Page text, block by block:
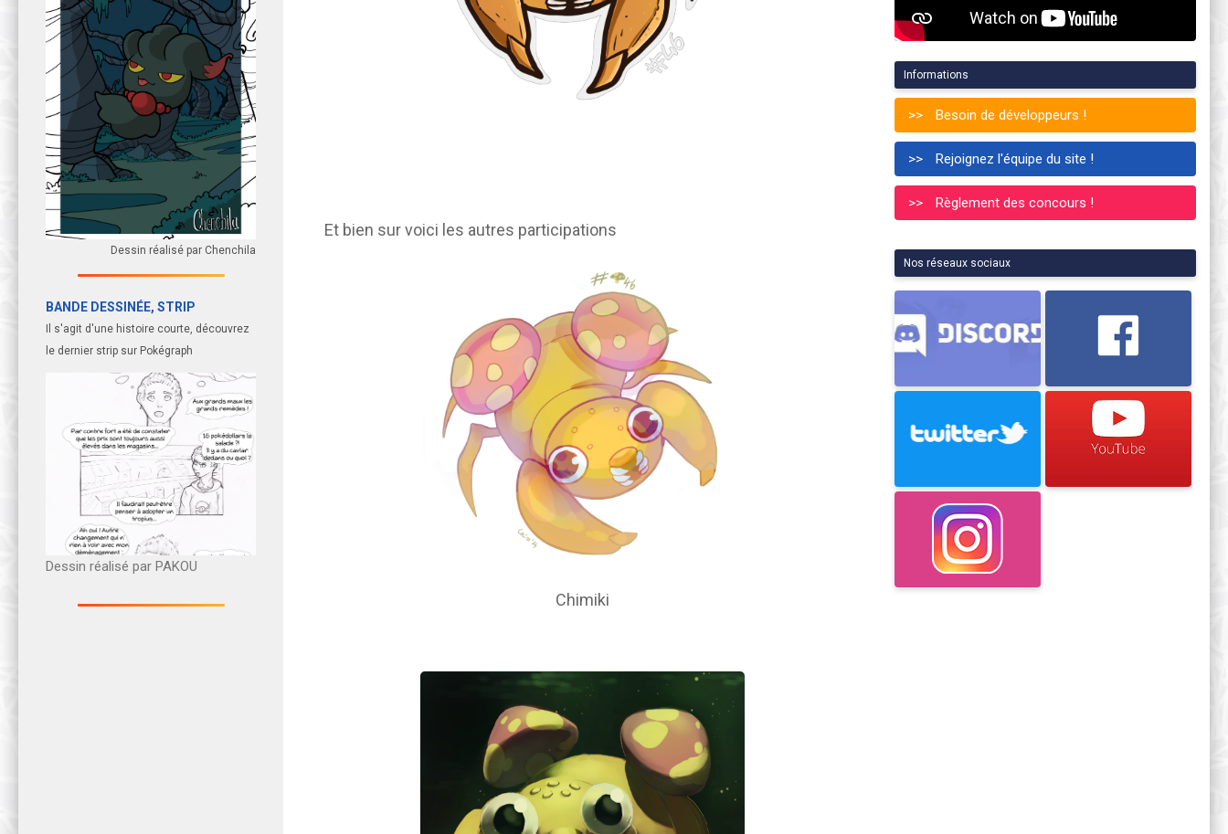
Et bien sur voici les autres participations
Chimiki
Dessin réalisé par Chenchila
BANDE DESSINÉE, STRIP
Il s'agit d'une histoire courte, découvrez
le dernier strip sur Pokégraph
Dessin réalisé par PAKOU
Informations
Besoin de développeurs !
Rejoignez l'équipe du site !
Règlement des concours !
Nos réseaux sociaux